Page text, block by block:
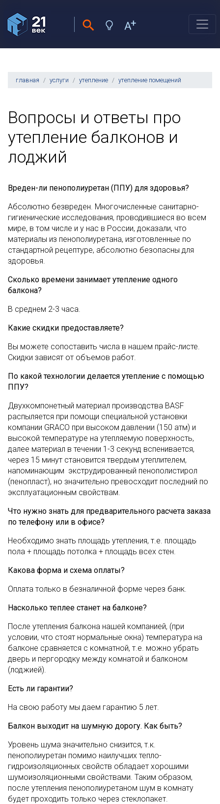
главная услуги утепление утепление помещений
Вопросы и ответы про
утепление балконов и
лоджий
Вреден-ли пенополиуретан (ППУ) для здоровья?
Абсолютно безвреден. Многочисленные санитарно-
гигиенические исследования, проводившиеся во всем
мире, в том числе и у нас в России, доказали, что
материалы из пенополиуретана, изготовленные по
стандартной рецептуре, абсолютно безопасны для
здоровья.
Сколько времени занимает утепление одного
балкона?
В среднем 2-3 часа.
Какие скидки предоставляете?
Вы можете сопоставить числа в нашем прайс-листе.
Скидки зависят от объемов работ.
По какой технологии делается утепление с помощью
ППУ?
Двухкомпонетный материал производства BASF
распыляется при помощи специальной установки
компании GRACO при высоком давлении (150 атм) и
высокой температуре на утепляемую поверхность,
далее материал в течении 1-3 секунд вспенивается,
через 15 минут становится твердым утеплителем,
напоминающим экструдированный пенополистирол
(пенопласт), но значительно превосходит последний по
эксплуатационным свойствам.
Что нужно знать для предварительного расчета заказа
по телефону или в офисе?
Необходимо знать площадь утепления, т.е. площадь
пола + площадь потолка + площадь всех стен.
Какова форма и схема оплаты?
Оплата только в безналичной форме через банк.
Насколько теплее станет на балконе?
После утепления балкона нашей компанией, (при
условии, что стоят нормальные окна) температура на
балконе сравняется с комнатной, т.е. можно убрать
дверь и пергородку между комнатой и балконом
(лоджией).
Есть ли гарантии?
На свою работу мы даем гарантию 5 лет.
Балкон выходит на шумную дорогу. Как быть?
Уровень шума значительно снизится, т.к.
пенополиуретан помимо наилучших тепло-
гидроизоляционных свойств обладает хорошими
шумоизоляционными свойствами. Таким образом,
после утепления пенополиуретаном шум в комнату
будет проходить только через стеклопакет.